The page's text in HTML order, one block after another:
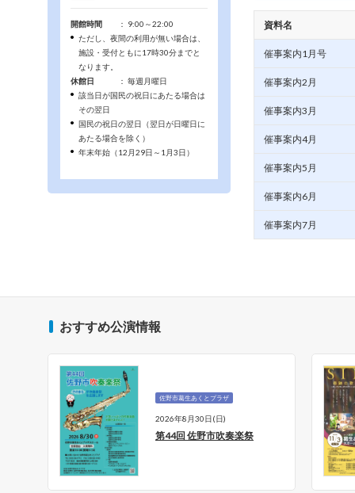
資料名
催事案内1月号
催事案内2月
催事案内3月
催事案内4月
催事案内5月
催事案内6月
催事案内7月
開館時間
： 9:00～22:00
ただし、夜間の利用が無い場合は、
施設・受付ともに17時30分までと
なります。
休館日
： 毎週月曜日
該当日が国民の祝日にあたる場合は
その翌日
国民の祝日の翌日（翌日が日曜日に
あたる場合を除く）
年末年始（12月29日～1月3日）
おすすめ公演情報
佐野市葛生あくとプラザ
2026年8月30日(日)
第44回 佐野市吹奏楽祭